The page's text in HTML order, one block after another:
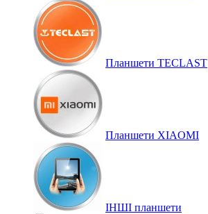
Планшети TECLAST
Планшети XIAOMI
ІНШІ планшети